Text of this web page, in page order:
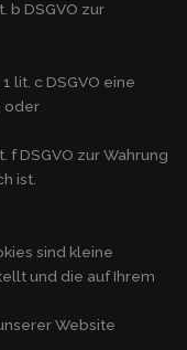
b DSGVO zur
lit. c DSGVO eine
oder
f DSGVO zur Wahrung
ist.
sind kleine
und die auf Ihrem
Website